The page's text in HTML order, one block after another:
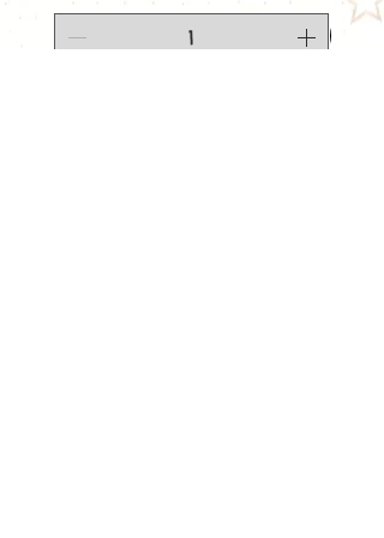
Origine
: France
Sans nicotine
– À booster si